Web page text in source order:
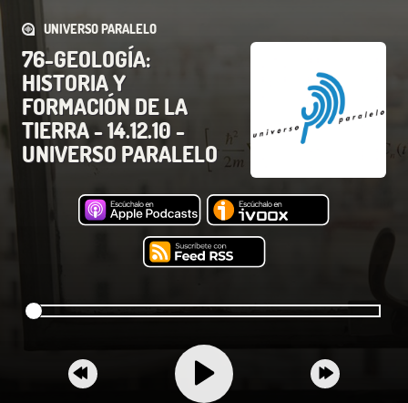
UNIVERSO PARALELO
76-GEOLOGÍA:
HISTORIA Y
FORMACIÓN DE LA
TIERRA - 14.12.10 -
UNIVERSO PARALELO